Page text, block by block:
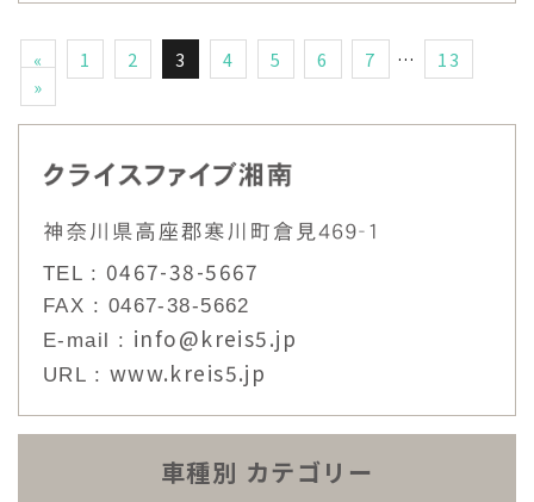
« 1 2 3 4 5 6 7 …
13
»
TEL : 0467-38-5667
FAX : 0467-38-5662
E-mail : info@kreis5.jp
URL : www.kreis5.jp
車種別 カテゴリー